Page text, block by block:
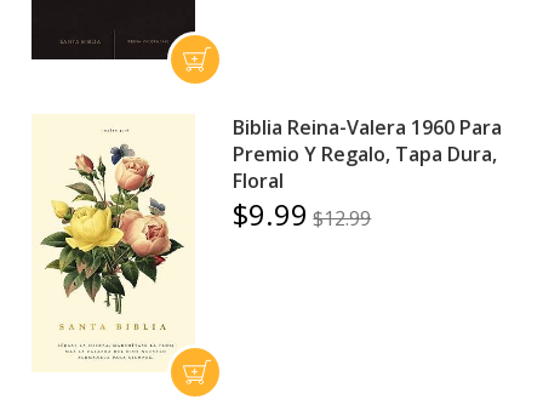
Biblia Reina-Valera 1960 Para
Premio Y Regalo, Tapa Dura,
Floral
$9.99 $12.99